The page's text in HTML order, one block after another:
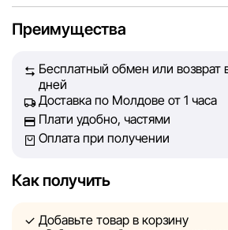
наших покупателей. Каждый день мы
на сайте, была максимально полной,
актуальной. Наша цель —
информацией, чтобы вы смогли
решение о покупке.
не может гарантировать абсолютную
технических ошибок или сбоев. Мы
Преимущества
Бесплатный обмен или возврат
дней
Доставка по Молдове от 1 часа
Плати удобно, частями
Оплата при получении
Как получить
Добавьте товар в корзину